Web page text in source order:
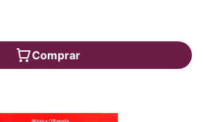
Comprar